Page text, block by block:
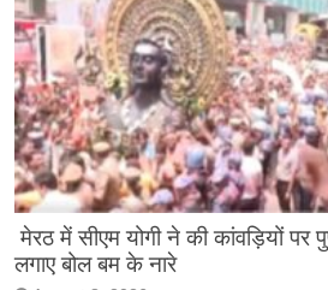
मेरठ में सीएम योगी ने की कांवड़ियों पर
लगाए बोल बम के नारे